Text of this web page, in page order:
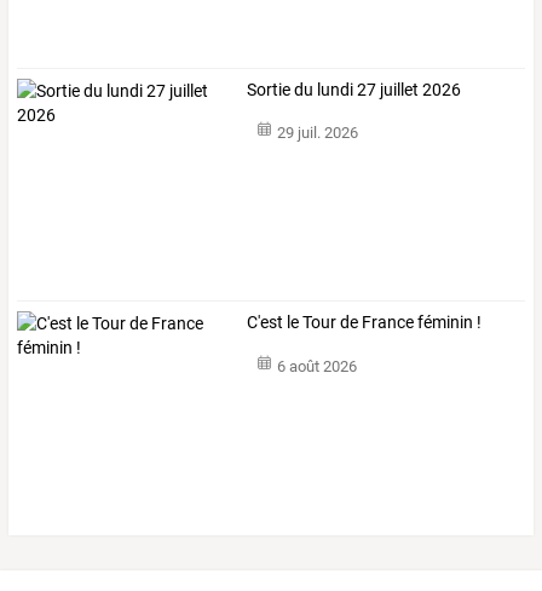
Sortie du lundi 27 juillet 2026
29 juil. 2026
C'est le Tour de France féminin !
6 août 2026